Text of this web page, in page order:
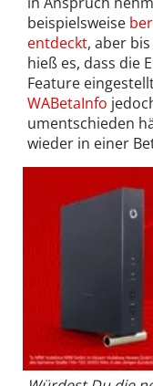
beispielsweise
entdeckt, aber
hieß es, dass die
Feature
WABetaInfo
umentschieden
wieder in einer